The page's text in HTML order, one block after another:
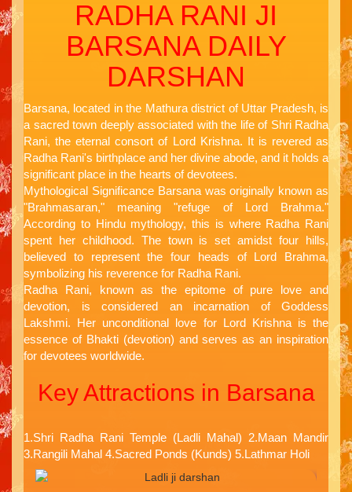
RADHA RANI JI
BARSANA DAILY
DARSHAN
Barsana, located in the Mathura district of Uttar Pradesh, is
a sacred town deeply associated with the life of Shri Radha
Rani, the eternal consort of Lord Krishna. It is revered as
Radha Rani's birthplace and her divine abode, and it holds a
significant place in the hearts of devotees.
Mythological Significance Barsana was originally known as
"Brahmasaran," meaning "refuge of Lord Brahma."
According to Hindu mythology, this is where Radha Rani
spent her childhood. The town is set amidst four hills,
believed to represent the four heads of Lord Brahma,
symbolizing his reverence for Radha Rani.
Radha Rani, known as the epitome of pure love and
devotion, is considered an incarnation of Goddess
Lakshmi. Her unconditional love for Lord Krishna is the
essence of Bhakti (devotion) and serves as an inspiration
for devotees worldwide.
Key Attractions in Barsana
1.Shri Radha Rani Temple (Ladli Mahal) 2.Maan Mandir
3.Rangili Mahal 4.Sacred Ponds (Kunds) 5.Lathmar Holi